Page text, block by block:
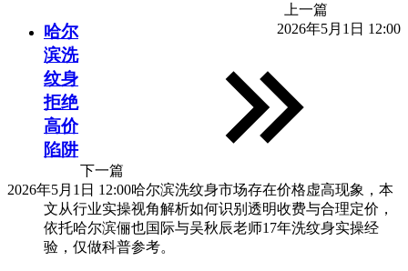
上一篇
2026年5月1日 12:00
下一篇
2026年5月1日 12:00
哈尔
滨洗
纹身
拒绝
高价
陷阱
哈尔滨洗纹身市场存在价格虚高现象，本
文从行业实操视角解析如何识别透明收费与合理定价，
依托哈尔滨俪也国际与吴秋辰老师17年洗纹身实操经
验，仅做科普参考。